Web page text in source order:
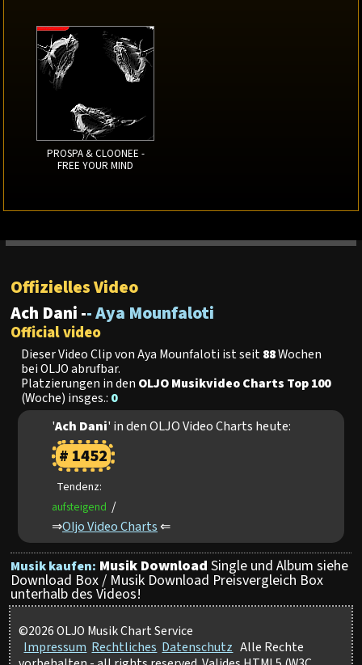
PROSPA & CLOONEE -
FREE YOUR MIND
Offizielles Video
Ach Dani -- Aya Mounfaloti
Official video
Dieser Video Clip von Aya Mounfaloti ist seit88Wochen
bei OLJO abrufbar.
Platzierungen in den OLJO Musikvideo Charts Top 100
(Woche) insges.: 0
'Ach Dani' in den OLJO Video Charts heute:
# 1452
Tendenz:
aufsteigend /
⇒Oljo Video Charts ⇐
Musik kaufen: Musik Download Single und Album siehe
Download Box / Musik Download Preisvergleich Box
unterhalb des Videos!
©2026 OLJO Musik Chart Service
Impressum Rechtliches Datenschutz Alle Rechte